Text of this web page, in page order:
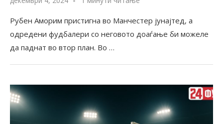
Рубен Аморим пристигна во Манчестер јунајтед, а
одредени фудбалери со неговото доаѓање би можеле
да паднат во втор план. Во …